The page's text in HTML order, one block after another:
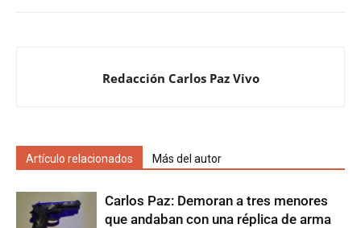
Redacción Carlos Paz Vivo
Artículo relacionados Más del autor
Carlos Paz: Demoran a tres menores
que andaban con una réplica de arma